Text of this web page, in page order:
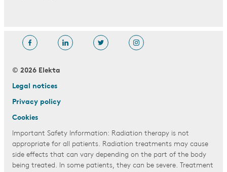
© 2026 Elekta
Legal notices
Privacy policy
Cookies
Important Safety Information: Radiation therapy is not
appropriate for all patients. Radiation treatments may cause
side effects that can vary depending on the part of the body
being treated. In some patients, they can be severe. Treatment